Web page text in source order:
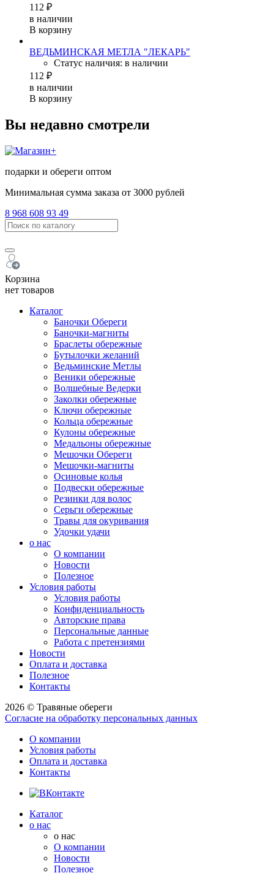
112 ₽
в наличии
В корзину
ВЕДЬМИНСКАЯ МЕТЛА "ЛЕКАРЬ"
Статус наличия: в наличии
112 ₽
в наличии
В корзину
Вы недавно смотрели
подарки и обереги оптом
Минимальная сумма заказа от 3000 рублей
8 968 608 93 49
Корзина
нет товаров
Каталог
Баночки Обереги
Баночки-магниты
Браслеты обережные
Бутылочки желаний
Ведьминские Метлы
Веники обережные
Волшебные Ведерки
Заколки обережные
Ключи обережные
Кольца обережные
Кулоны обережные
Медальоны обережные
Мешочки Обереги
Мешочки-магниты
Осиновые колья
Подвески обережные
Резинки для волос
Серьги обережные
Травы для окуривания
Удочки удачи
о нас
О компании
Новости
Полезное
Условия работы
Условия работы
Конфиденциальность
Авторские права
Персональные данные
Работа с претензиями
Новости
Оплата и доставка
Полезное
Контакты
2026 © Травяные обереги
Согласие на обработку персональных данных
О компании
Условия работы
Оплата и доставка
Контакты
Каталог
о нас
о нас
О компании
Новости
Полезное